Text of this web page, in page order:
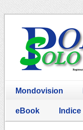
Mondovision
eBook